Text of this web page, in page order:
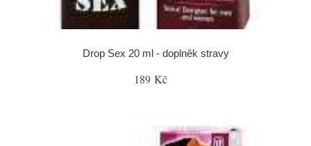
Drop Sex 20 ml - doplněk stravy
189 Kč